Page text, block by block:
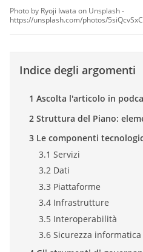
Photo by Ryoji Iwata on Unsplash -
https://unsplash.com/photos/
Indice degli argomenti
1 Ascolta l'articolo in
2 Struttura del Piano:
3 Le componenti
3.1 Servizi
3.2 Dati
3.3 Piattaforme
3.4 Infrastrutture
3.5 Interoperabilità
3.6 Sicurezza informatica